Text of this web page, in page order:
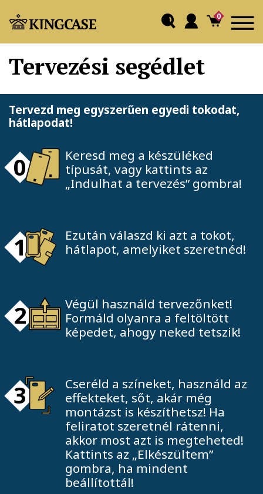
0
Tervezési segédlet
Tervezd meg egyszerűen egyedi tokodat,
hátlapodat!
0
Keresd meg a készüléked
típusát, vagy kattints az
„Indulhat a tervezés” gombra!
1
Ezután válaszd ki azt a tokot,
hátlapot, amelyiket szeretnéd!
2
Végül használd tervezőnket!
Formáld olyanra a feltöltött
képedet, ahogy neked tetszik!
3
Cseréld a színeket, használd az
effekteket, sőt, akár még
montázst is készíthetsz! Ha
feliratot szeretnél rátenni,
akkor most azt is megteheted!
Kattints az „Elkészültem”
gombra, ha mindent
beállítottál!